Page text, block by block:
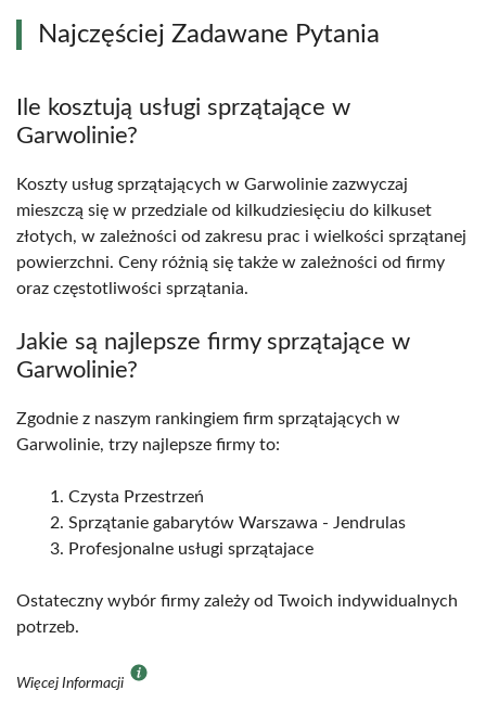
Najczęściej Zadawane Pytania
Ile kosztują usługi sprzątające w
Garwolinie?
Koszty usług sprzątających w Garwolinie zazwyczaj
mieszczą się w przedziale od kilkudziesięciu do kilkuset
złotych, w zależności od zakresu prac i wielkości sprzątanej
powierzchni. Ceny różnią się także w zależności od firmy
oraz częstotliwości sprzątania.
Jakie są najlepsze firmy sprzątające w
Garwolinie?
Zgodnie z naszym rankingiem firm sprzątających w
Garwolinie, trzy najlepsze firmy to:
Czysta Przestrzeń
Sprzątanie gabarytów Warszawa - Jendrulas
Profesjonalne usługi sprzątajace
Ostateczny wybór firmy zależy od Twoich indywidualnych
potrzeb.
Więcej Informacji